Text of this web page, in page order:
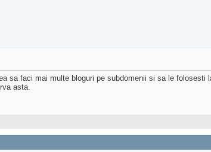
sa faci mai multe bloguri pe subdomenii si sa le folosesti
asta.